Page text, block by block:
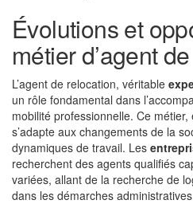
Évolutions et
métier d’agent
L’agent de relocation, véritable
un rôle fondamental dans
mobilité professionnelle. Ce
s’adapte aux changements de la
dynamiques de travail. Les
recherchent des agents qualifiés
variées, allant de la recherche de
dans les démarches